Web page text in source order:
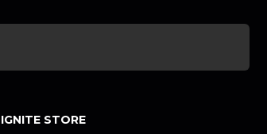
IGNITE STORE